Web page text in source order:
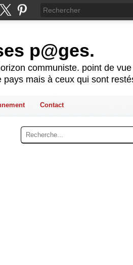
p@ges.
communiste. point de
mais à ceux qui sont
Contact